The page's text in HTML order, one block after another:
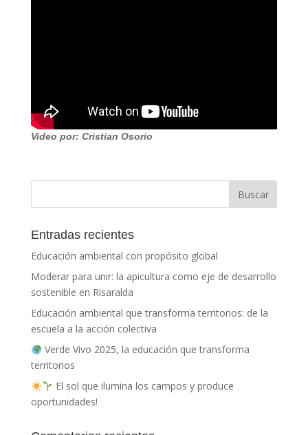
Video por: Cristian Osorio
Entradas recientes
Educación ambiental con propósito global
Moderar para unir: la apicultura como eje de desarrollo
sostenible en Risaralda
Educación ambiental que transforma territorios: de la
escuela a la acción colectiva
Verde Vivo 2025, la educación que transforma
territorios
El sol que ilumina los campos y produce
oportunidades!